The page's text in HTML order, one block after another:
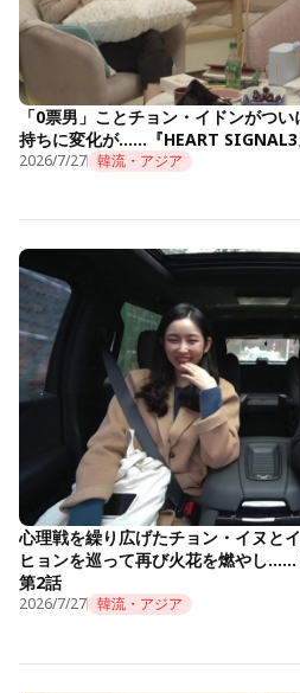
「0票男」ことチョン・イドンがつ
持ちに変化が……『HEART
2026/7/27 韓流・アジア
心理戦を繰り広げたチョン・イヌと
ヒョンを巡って再び火花を燃やし……
第2話
2026/7/27 韓流・アジア